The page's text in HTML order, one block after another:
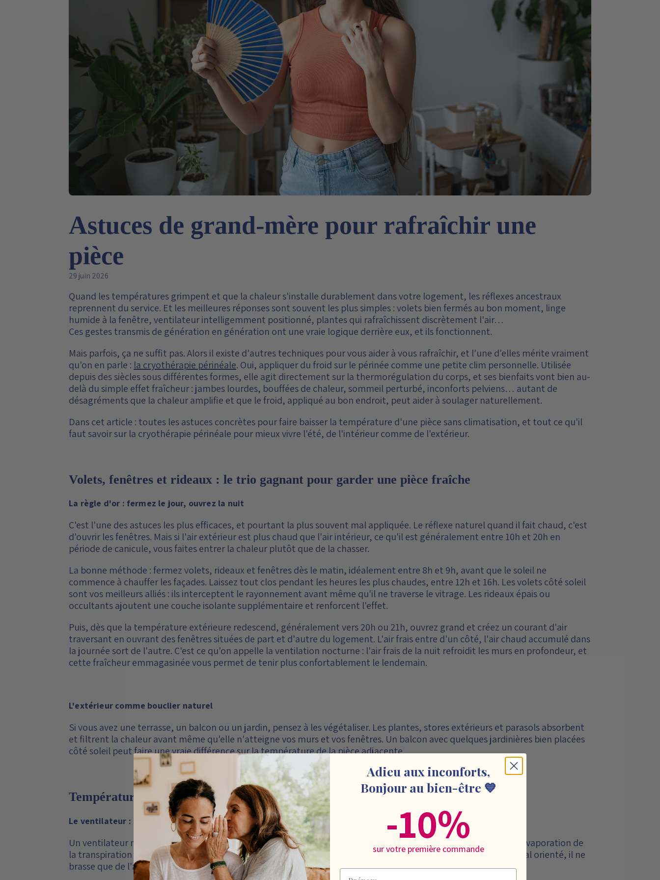
Astuces de grand-mère pour rafraîchir une
pièce
29 juin 2026
Quand les températures grimpent et que la chaleur s'installe durablement dans votre logement, les réflexes ancestraux
reprennent du service. Et les meilleures réponses sont souvent les plus simples : volets bien fermés au bon moment, linge
humide à la fenêtre, ventilateur intelligemment positionné, plantes qui rafraîchissent discrètement l'air…
Ces gestes transmis de génération en génération ont une vraie logique derrière eux, et ils fonctionnent.
Mais parfois, ça ne suffit pas. Alors il existe d'autres techniques pour vous aider à vous rafraîchir, et l'une d'elles mérite vraiment
qu'on en parle : la cryothérapie périnéale. Oui, appliquer du froid sur le périnée comme une petite clim personnelle. Utilisée
depuis des siècles sous différentes formes, elle agit directement sur la thermorégulation du corps, et ses bienfaits vont bien au-
delà du simple effet fraîcheur : jambes lourdes, bouffées de chaleur, sommeil perturbé, inconforts pelviens… autant de
désagréments que la chaleur amplifie et que le froid, appliqué au bon endroit, peut aider à soulager naturellement.
Dans cet article : toutes les astuces concrètes pour faire baisser la température d'une pièce sans climatisation, et tout ce qu'il
faut savoir sur la cryothérapie périnéale pour mieux vivre l'été, de l'intérieur comme de l'extérieur.
Volets, fenêtres et rideaux : le trio gagnant pour garder une pièce fraîche
La règle d'or : fermez le jour, ouvrez la nuit
C'est l'une des astuces les plus efficaces, et pourtant la plus souvent mal appliquée. Le réflexe naturel quand il fait chaud, c'est
d'ouvrir les fenêtres. Mais si l'air extérieur est plus chaud que l'air intérieur, ce qu'il est généralement entre 10h et 20h en
période de canicule, vous faites entrer la chaleur plutôt que de la chasser.
La bonne méthode : fermez volets, rideaux et fenêtres dès le matin, idéalement entre 8h et 9h, avant que le soleil ne
commence à chauffer les façades. Laissez tout clos pendant les heures les plus chaudes, entre 12h et 16h. Les volets côté soleil
sont vos meilleurs alliés : ils interceptent le rayonnement avant même qu'il ne traverse le vitrage. Les rideaux épais ou
occultants ajoutent une couche isolante supplémentaire et renforcent l'effet.
Puis, dès que la température extérieure redescend, généralement vers 20h ou 21h, ouvrez grand et créez un courant d'air
traversant en ouvrant des fenêtres situées de part et d'autre du logement. L'air frais entre d'un côté, l'air chaud accumulé dans
la journée sort de l'autre. C'est ce qu'on appelle la ventilation nocturne : l'air frais de la nuit refroidit les murs en profondeur, et
cette fraîcheur emmagasinée vous permet de tenir plus confortablement le lendemain.
L'extérieur comme bouclier naturel
Si vous avez une terrasse, un balcon ou un jardin, pensez à les végétaliser. Les plantes, stores extérieurs et parasols absorbent
et filtrent la chaleur avant même qu'elle n'atteigne vos murs et vos fenêtres. Un balcon avec quelques jardinières bien placées
côté soleil peut faire une vraie différence sur la température de la pièce adjacente.
Température, appareils, humidité : ce qu'on peut vraiment contrôler chez soi
Le ventilateur : l'astuce qui change tout
Un ventilateur ne fait pas baisser la température d'une pièce. Ce qu'il fait, c'est créer un flux d'air qui accélère l'évaporation de
la transpiration sur la peau et donne une sensation de fraîcheur très réelle. Bien utilisé, c'est un allié précieux. Mal orienté, il ne
brasse que de l'air chaud.
Adieu aux inconforts,
Bonjour au bien-être 💙
-10%
sur votre première commande
Prénom